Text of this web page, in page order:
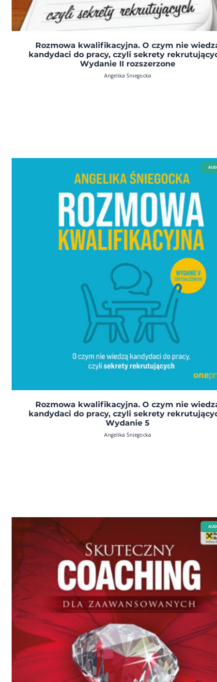
Rozmowa kwalifikacyjna. O czym nie
kandydaci do pracy, czyli sekrety
Wydanie II rozszerzone
Angelika Śniegocka
Rozmowa kwalifikacyjna. O czym nie
kandydaci do pracy, czyli sekrety
Wydanie 5
Angelika Śniegocka